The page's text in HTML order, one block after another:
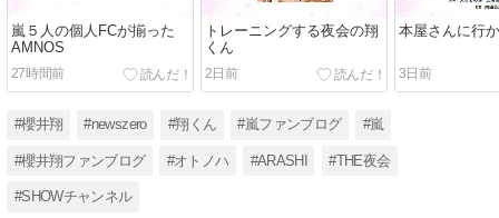
嵐５人の個人FCが揃った
AMNOS
27時間前
トレーニングする夜会の翔
くん
2日前
本屋さんに行
3日前
#櫻井翔 #newszero #翔くん #嵐ファンブログ #嵐
#櫻井翔ファンブログ #オトノハ #ARASHI #THE夜会
#SHOWチャンネル